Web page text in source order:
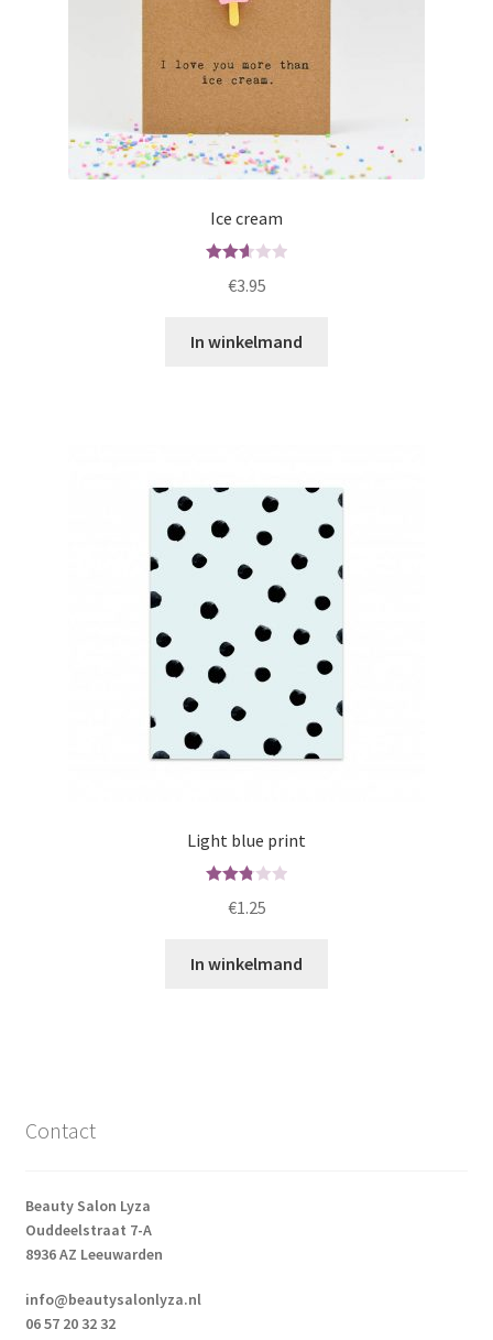
Ice cream
uit 5
€3.95
In winkelmand
Light blue print
uit 5
€1.25
In winkelmand
Contact
Beauty Salon Lyza
Ouddeelstraat 7-A
8936 AZ Leeuwarden
info@beautysalonlyza.nl
06 57 20 32 32